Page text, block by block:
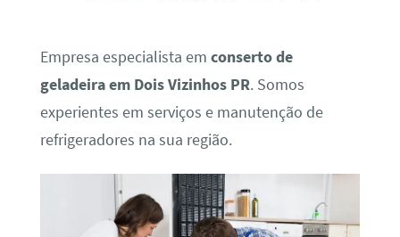
Empresa especialista em conserto de
geladeira em Dois Vizinhos PR. Somos
experientes em serviços e manutenção de
refrigeradores na sua região.